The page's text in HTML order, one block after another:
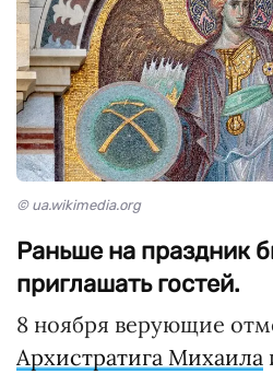
© ua.wikimedia.org
Раньше на праздник
приглашать гостей.
8 ноября верующие
Архистратига Михаила